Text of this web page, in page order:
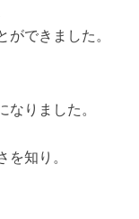
ができました。
なりました。
を知り。